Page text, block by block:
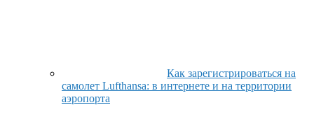
Как зарегистрироваться на
самолет Lufthansa: в интернете и на территории
аэропорта